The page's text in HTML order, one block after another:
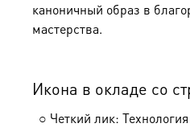
каноничный образ в
мастерства.
Икона в окладе со
○ Четкий лик: